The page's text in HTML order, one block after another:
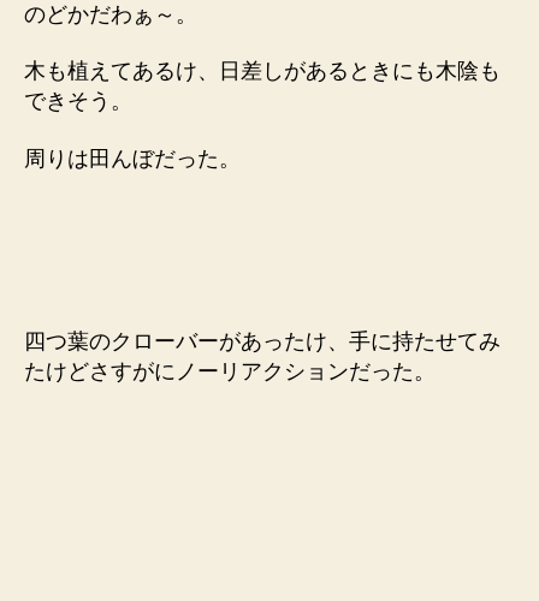
のどかだわぁ～。
木も植えてあるけ、日差しがあるときにも木陰も
できそう。
周りは田んぼだった。
四つ葉のクローバーがあったけ、手に持たせてみ
たけどさすがにノーリアクションだった。